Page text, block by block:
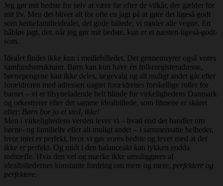
Jeg gør mit bedste for selv at være far efter de vilkår, der gælder for
mit liv. Men det bliver alt for ofte en jagt på at gøre det ligeså godt
som kernefamilieidealet, det gode billede, vi møder alle vegne. En
håbløs jagt, der, når jeg gør mit bedste, kun er et næsten-ligeså-godt-
som.
Idealet findes ikke kun i mediebilledet. Det gennemsyrer også vores
samfundsstrukturer. Børn kan kun have én folkeregisteradresse,
børnepengene kan ikke deles, lægevalg og alt muligt andet går efter
forældreren med adressen uagtet forældrenes forskellige roller for
barnet – vi er tilsyneladende helt blinde for virkelighedens Danmark
og orkestrerer efter det samme idealbillede, som filmene er skåret
efter: Børn bor jo et sted, ikke!
Men i virkelighedens verden lever vi – hvad end det handler om
børne- og familieliv eller alt muligt andet – i sammensatte helheder,
hvor intet er perfekt, hvor vi gør vores bedste og lever med at det
ikke er perfekt. Og midt i den balanceakt kan lykken endda
indtræffe. Hvis den vel og mærke ikke umuliggøres af
idealbilledernes konstante fordring om mere og mere, perfektere og
perfektere.